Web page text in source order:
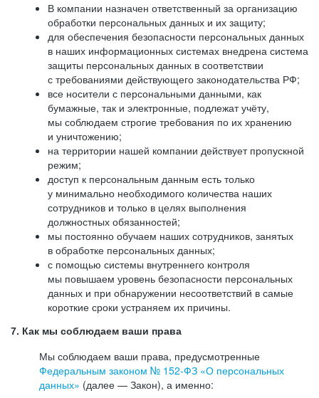
В компании назначен ответственный за организацию
обработки персональных данных и их защиту;
для обеспечения безопасности персональных данных
в наших информационных системах внедрена система
защиты персональных данных в соответствии
с требованиями действующего законодательства РФ;
все носители с персональными данными, как
бумажные, так и электронные, подлежат учёту,
мы соблюдаем строгие требования по их хранению
и уничтожению;
на территории нашей компании действует пропускной
режим;
доступ к персональным данным есть только
у минимально необходимого количества наших
сотрудников и только в целях выполнения
должностных обязанностей;
мы постоянно обучаем наших сотрудников, занятых
в обработке персональных данных;
с помощью системы внутреннего контроля
мы повышаем уровень безопасности персональных
данных и при обнаружении несоответствий в самые
короткие сроки устраняем их причины.
7. Как мы соблюдаем ваши права
Мы соблюдаем ваши права, предусмотренные
Федеральным законом № 152-ФЗ «О персональных
данных» (далее — Закон), а именно: